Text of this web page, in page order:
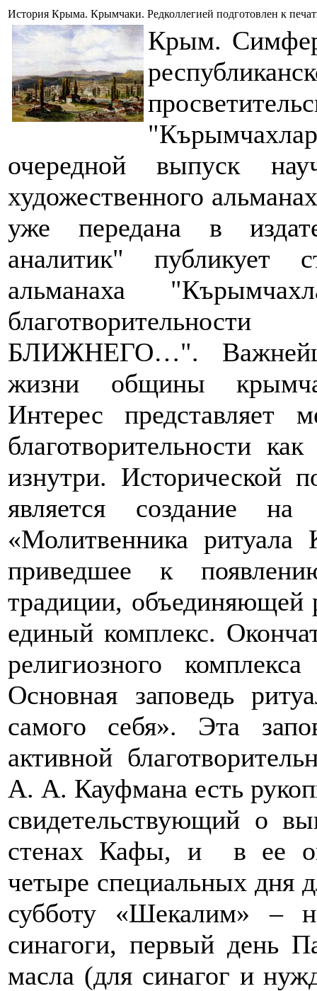
История Крыма. Крымчаки. Редколлегией подготовлен к
Крым.
очередной выпуск
художественного
уже передана в
аналитик"
альманаха
БЛИЖНЕГО…".
жизни общины
Интерес представляет
благотворительности
изнутри. Исторической
является создание
«Молитвенника
приведшее к
традиции, объединяющей
единый комплекс.
религиозного
Основная заповедь
самого себя». Эта
активной
А. А. Кауфмана есть
свидетельствующий о
стенах Кафы, и в ее
четыре специальных дня
субботу «Шекалим» –
синагоги, первый день
масла (для синагог и